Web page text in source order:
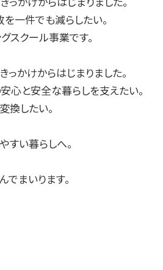
一件でも減らしたい。
スクール事業です。
っかけからはじまりました。
心と安全な暮らしを支えたい。
換したい。
すい暮らしへ。
まいります。